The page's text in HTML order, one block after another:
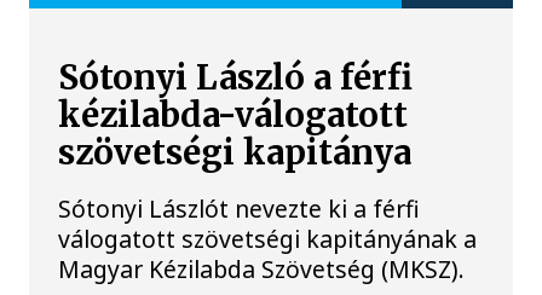
Sótonyi László a férfi
kézilabda-válogatott
szövetségi kapitánya
Sótonyi Lászlót nevezte ki a férfi
válogatott szövetségi kapitányának a
Magyar Kézilabda Szövetség (MKSZ).